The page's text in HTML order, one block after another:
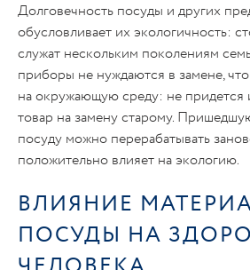
Долговечность посуды и других
обусловливает их экологичность:
служат нескольким поколениям
приборы не нуждаются в замене,
на окружающую среду: не придется
товар на замену старому.
посуду можно перерабатывать
положительно влияет на экологию.
ВЛИЯНИЕ
ПОСУДЫ НА